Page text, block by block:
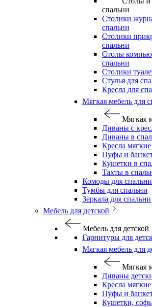
спальни
Столики
спальни
Столики
спальни
Столы
спальни
Столики
Стулья для
Кресла для
Мягкая мебель для
Мягкая
Диваны с
Диваны в
Кресла
Пуфы и
Кушетки в
Тахты в
Комоды для спальни
Тумбы для спальни
Зеркала для спальни
Мебель для детской
Мебель для детской
Гарнитуры для
Мягкая мебель для
Мягкая
Диваны
Кресла мягкие
Пуфы и
Кушетки,